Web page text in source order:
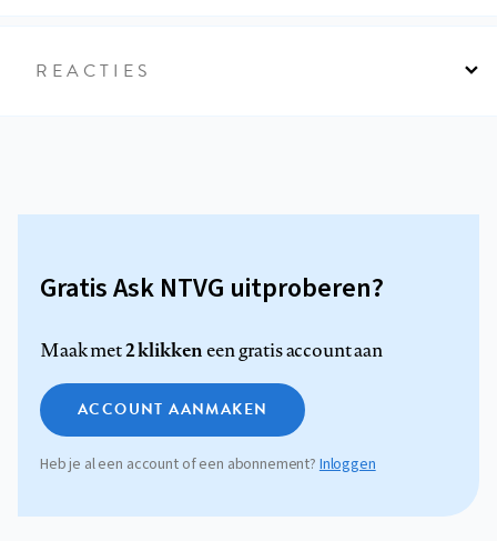
REACTIES
Gratis Ask NTVG uitproberen?
Maak met2 klikkeneen gratis account aan
ACCOUNT AANMAKEN
Heb je al een account of een abonnement?Inloggen